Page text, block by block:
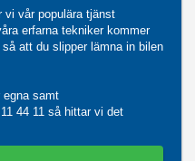
vi vår populära tjänst
erfarna tekniker kommer
att du slipper lämna in bilen
egna samt
44 11 så hittar vi det